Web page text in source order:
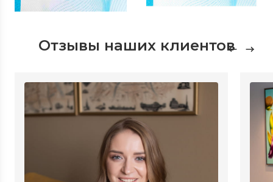
Отзывы наших клиентов